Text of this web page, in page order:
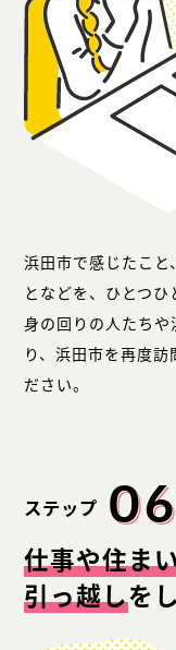
浜田市で感じたこと
となどを、ひとつひ
身の回りの人たち
り、浜田市を再度
ださい。
ステップ 06
仕事や住ま
引っ越しを